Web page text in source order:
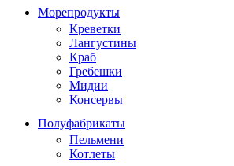
Морепродукты
Креветки
Лангустины
Краб
Гребешки
Мидии
Консервы
Полуфабрикаты
Пельмени
Котлеты